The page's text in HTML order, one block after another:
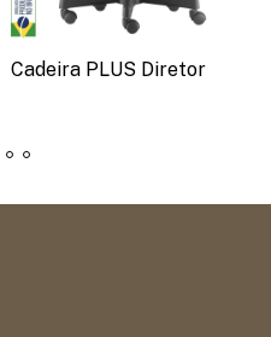
Cadeira PLUS Diretor